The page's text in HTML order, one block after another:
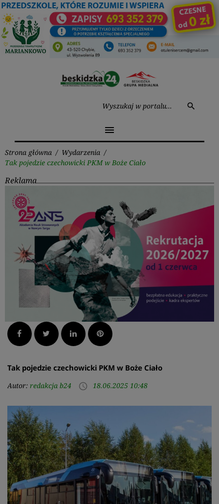
Przejdź
do
treści
search
menu
Strona główna / Wydarzenia /
Tak pojedzie czechowicki PKM w Boże Ciało
Reklama
Facebook Twitter LinkedInPinterest
Tak pojedzie czechowicki PKM w Boże Ciało
Autor: redakcja b24 access_time 18.06.2025 10:48